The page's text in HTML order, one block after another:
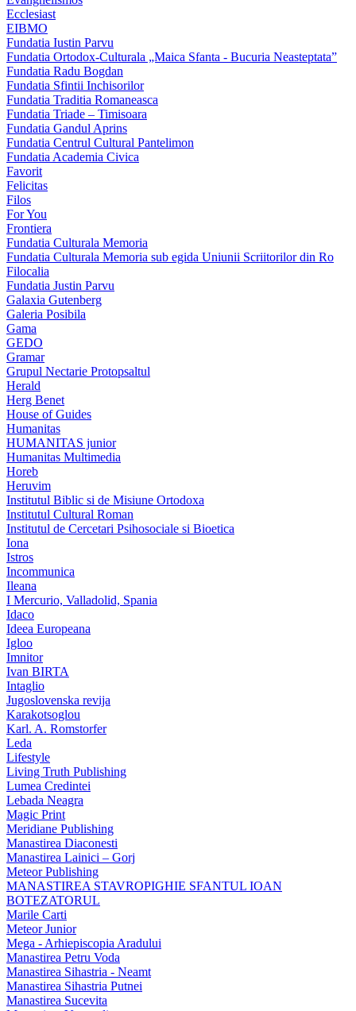
Ecclesiast
EIBMO
Fundatia Iustin Parvu
Fundatia Ortodox-Culturala „Maica Sfanta - Bucuria Neasteptata”
Fundatia Radu Bogdan
Fundatia Sfintii Inchisorilor
Fundatia Traditia Romaneasca
Fundatia Triade – Timisoara
Fundatia Gandul Aprins
Fundatia Centrul Cultural Pantelimon
Fundatia Academia Civica
Favorit
Felicitas
Filos
For You
Frontiera
Fundatia Culturala Memoria
Fundatia Culturala Memoria sub egida Uniunii Scriitorilor din Ro
Filocalia
Fundatia Justin Parvu
Galaxia Gutenberg
Galeria Posibila
Gama
GEDO
Gramar
Grupul Nectarie Protopsaltul
Herald
Herg Benet
House of Guides
Humanitas
HUMANITAS junior
Humanitas Multimedia
Horeb
Heruvim
Institutul Biblic si de Misiune Ortodoxa
Institutul Cultural Roman
Institutul de Cercetari Psihosociale si Bioetica
Iona
Istros
Incommunica
Ileana
I Mercurio, Valladolid, Spania
Idaco
Ideea Europeana
Igloo
Imnitor
Ivan BIRTA
Intaglio
Jugoslovenska revija
Karakotsoglou
Karl. A. Romstorfer
Leda
Lifestyle
Living Truth Publishing
Lumea Credintei
Lebada Neagra
Magic Print
Meridiane Publishing
Manastirea Diaconesti
Manastirea Lainici – Gorj
Meteor Publishing
MANASTIREA STAVROPIGHIE SFANTUL IOAN
BOTEZATORUL
Marile Carti
Meteor Junior
Mega - Arhiepiscopia Aradului
Manastirea Petru Voda
Manastirea Sihastria - Neamt
Manastirea Sihastria Putnei
Manastirea Sucevita